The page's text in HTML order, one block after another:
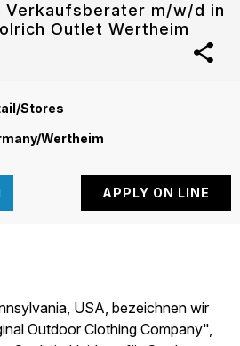
Verkaufsberater m/w/d in
Outlet Wertheim
Stores
Wertheim
USA, bezeichnen wir
Outdoor Clothing Company",